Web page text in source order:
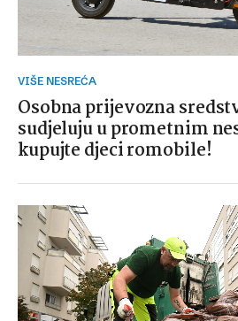
VIŠE NESREĆA
Osobna prijevozna
sudjeluju u prometnim
kupujte djeci romobile!